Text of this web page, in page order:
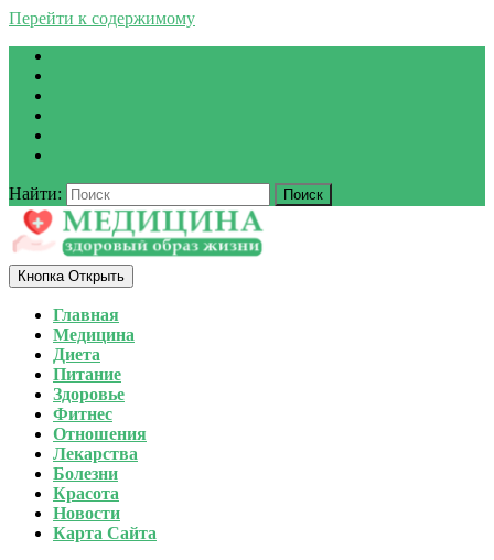
Перейти к содержимому
Найти:
Кнопка Открыть
Главная
Медицина
Диета
Питание
Здоровье
Фитнес
Отношения
Лекарства
Болезни
Красота
Новости
Карта Сайта